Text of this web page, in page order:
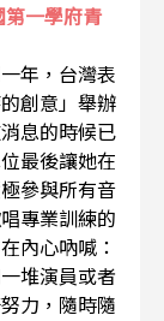
一學府青
年，台灣表
創意」舉辦
息的時候已
最後讓她在
參與所有音
專業訓練的
內心吶喊：
堆演員或者
力，隨時隨